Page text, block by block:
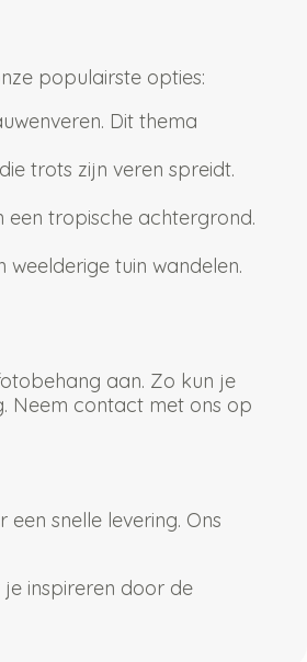
populairste opties:
Dit thema
trots zijn veren spreidt.
een tropische achtergrond.
tuin wandelen.
aan. Zo kun je
Neem contact met ons op
snelle levering. Ons
inspireren door de